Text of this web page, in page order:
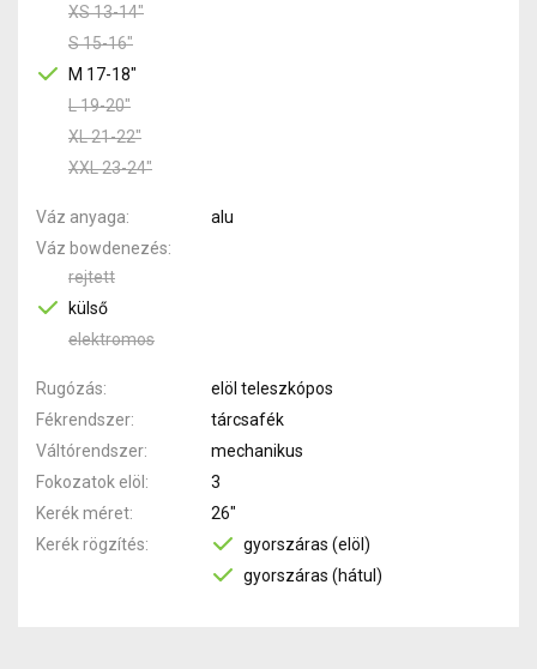
XS 13-14"
S 15-16"
M 17-18"
L 19-20"
XL 21-22"
XXL 23-24"
Váz anyaga
alu
Váz bowdenezés
rejtett
külső
elektromos
Rugózás
elöl teleszkópos
Fékrendszer
tárcsafék
Váltórendszer
mechanikus
Fokozatok elöl
3
Kerék méret
26"
Kerék rögzítés
gyorszáras (elöl)
gyorszáras (hátul)